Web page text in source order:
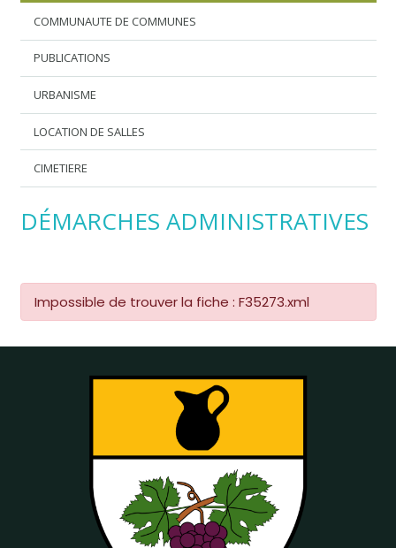
COMMUNAUTE DE COMMUNES
PUBLICATIONS
URBANISME
LOCATION DE SALLES
CIMETIERE
DÉMARCHES ADMINISTRATIVES
Impossible de trouver la fiche : F35273.xml